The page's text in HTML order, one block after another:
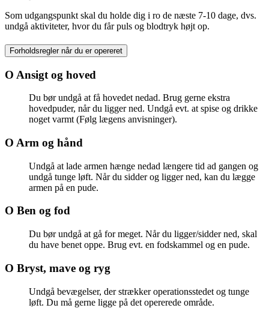
Som udgangspunkt skal du holde dig i ro de næste 7-10 dage, dvs.
undgå aktiviteter, hvor du får puls og blodtryk højt op.
Forholdsregler når du er opereret
O Ansigt og hoved
Du bør undgå at få hovedet nedad. Brug gerne ekstra
hovedpuder, når du ligger ned. Undgå evt. at spise og drikke
noget varmt (Følg lægens anvisninger).
O Arm og hånd
Undgå at lade armen hænge nedad længere tid ad gangen og
undgå tunge løft. Når du sidder og ligger ned, kan du lægge
armen på en pude.
O Ben og fod
Du bør undgå at gå for meget. Når du ligger/sidder ned, skal
du have benet oppe. Brug evt. en fodskammel og en pude.
O Bryst, mave og ryg
Undgå bevægelser, der strækker operationsstedet og tunge
løft. Du må gerne ligge på det opererede område.